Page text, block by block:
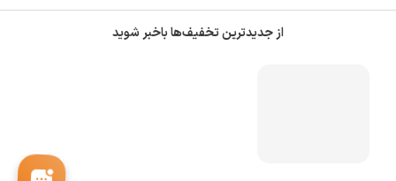
از جدیدترین تخفیف‌ها باخبر شوید